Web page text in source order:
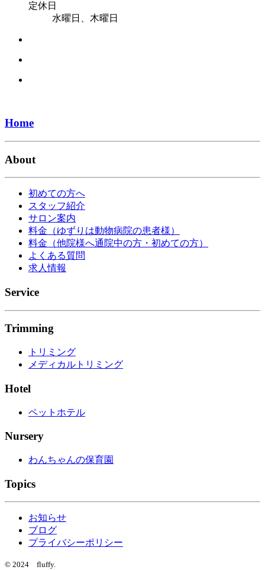
定休日
水曜日、木曜日
Home
About
初めての方へ
スタッフ紹介
サロン案内
料金（ゆずりは動物病院の患者様）
料金（他院様へ通院中の方・初めての方）
よくある質問
求人情報
Service
Trimming
トリミング
メディカルトリミング
Hotel
ペットホテル
Nursery
わんちゃんの保育園
Topics
お知らせ
ブログ
プライバシーポリシー
© 2024 fluffy.